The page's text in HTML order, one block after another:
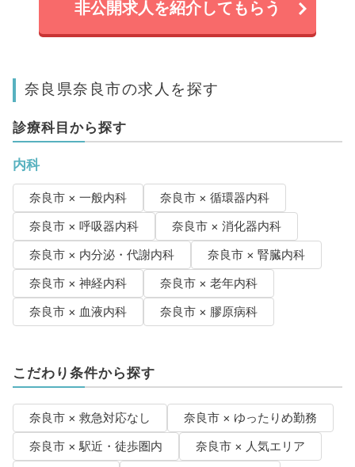
非公開求人を紹介してもらう
奈良県奈良市の求人を探す
診療科目から探す
内科
奈良市 × 一般内科
奈良市 × 循環器内科
奈良市 × 呼吸器内科
奈良市 × 消化器内科
奈良市 × 内分泌・代謝内科
奈良市 × 腎臓内科
奈良市 × 神経内科
奈良市 × 老年内科
奈良市 × 血液内科
奈良市 × 膠原病科
こだわり条件から探す
奈良市 × 救急対応なし
奈良市 × ゆったりめ勤務
奈良市 × 駅近・徒歩圏内
奈良市 × 人気エリア